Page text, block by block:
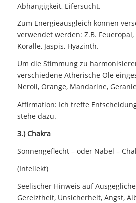
Abhängigkeit, Eifersucht.
Zum Energieausgleich können
verwendet werden: Z.B.
Koralle, Jaspis, Hyazinth.
Um die Stimmung zu
verschiedene Ätherische Öle
Neroli, Orange, Mandarine,
Affirmation: Ich treffe
stehe dazu.
3.) Chakra
Sonnengeflecht – oder Nabel –
(Intellekt)
Seelischer Hinweis auf
Gereiztheit, Unsicherheit, Angst,